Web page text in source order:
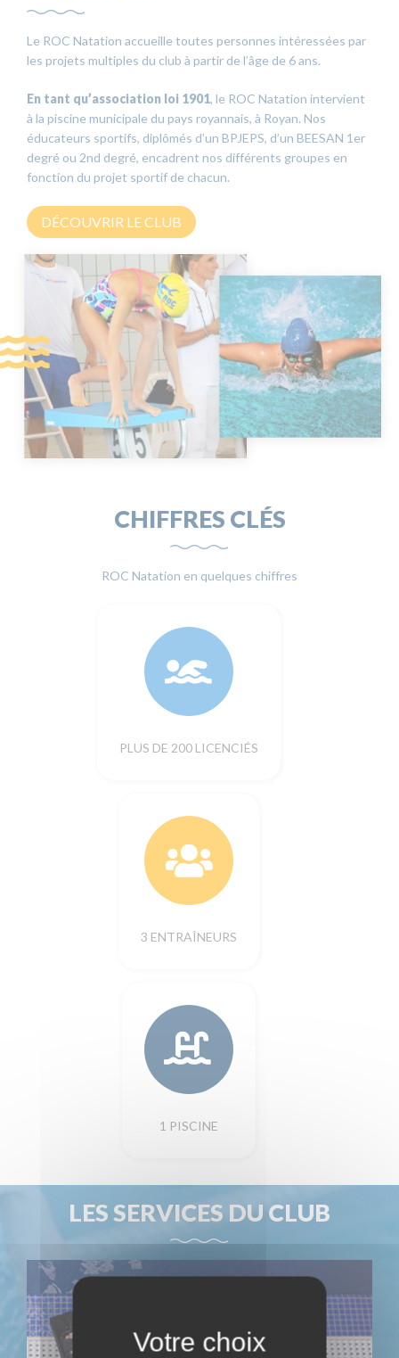
Le ROC Natation accueille toutes personnes intéressées par
les projets multiples du club à partir de l’âge de 6 ans.
En tant qu’association loi 1901, le ROC Natation intervient
à la piscine municipale du pays royannais, à Royan. Nos
éducateurs sportifs, diplômés d’un BPJEPS, d’un BEESAN 1er
degré ou 2nd degré, encadrent nos différents groupes en
fonction du projet sportif de chacun.
DÉCOUVRIR LE CLUB
CHIFFRES CLÉS
ROC Natation en quelques chiffres
PLUS DE 200 LICENCIÉS
3 ENTRAÎNEURS
1 PISCINE
LES SERVICES DU CLUB